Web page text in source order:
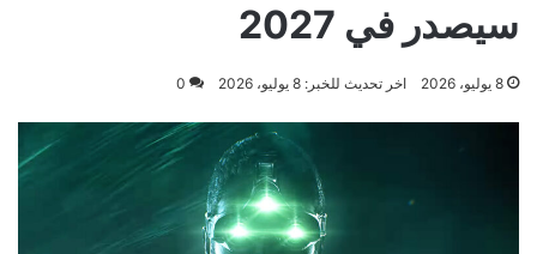
سيصدر في 2027
8 يوليو، 2026 اخر تحديث للخبر: 8 يوليو، 2026 0